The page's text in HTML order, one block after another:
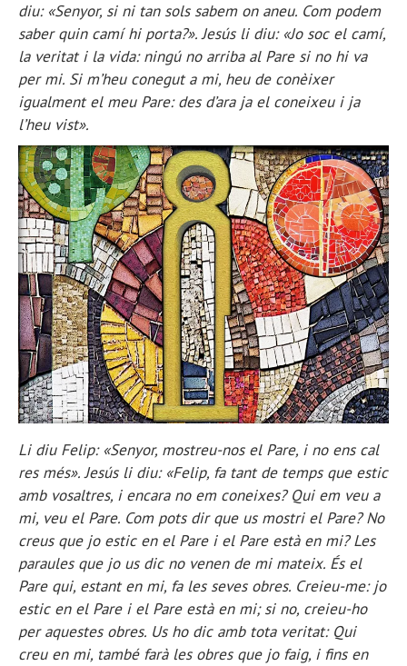
diu: «Senyor, si ni tan sols sabem on aneu. Com podem
saber quin camí hi porta?». Jesús li diu: «Jo soc el camí,
la veritat i la vida: ningú no arriba al Pare si no hi va
per mi. Si m’heu conegut a mi, heu de conèixer
igualment el meu Pare: des d’ara ja el coneixeu i ja
l’heu vist».
Li diu Felip: «Senyor, mostreu-nos el Pare, i no ens cal
res més». Jesús li diu: «Felip, fa tant de temps que estic
amb vosaltres, i encara no em coneixes? Qui em veu a
mi, veu el Pare. Com pots dir que us mostri el Pare? No
creus que jo estic en el Pare i el Pare està en mi? Les
paraules que jo us dic no venen de mi mateix. És el
Pare qui, estant en mi, fa les seves obres. Creieu-me: jo
estic en el Pare i el Pare està en mi; si no, creieu-ho
per aquestes obres. Us ho dic amb tota veritat: Qui
creu en mi, també farà les obres que jo faig, i fins en